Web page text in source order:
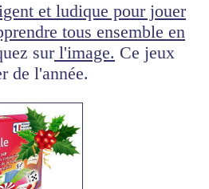
et ludique pour jouer
tous ensemble en
surl'image. Ce jeux
de l'année.